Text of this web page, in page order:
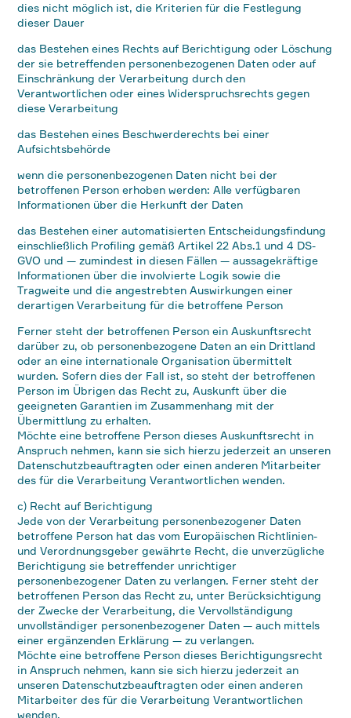
dies nicht möglich ist, die Kriterien für die Festlegung
dieser Dauer
das Bestehen eines Rechts auf Berichtigung oder Löschung
der sie betreffenden personenbezogenen Daten oder auf
Einschränkung der Verarbeitung durch den
Verantwortlichen oder eines Widerspruchsrechts gegen
diese Verarbeitung
das Bestehen eines Beschwerderechts bei einer
Aufsichtsbehörde
wenn die personenbezogenen Daten nicht bei der
betroffenen Person erhoben werden: Alle verfügbaren
Informationen über die Herkunft der Daten
das Bestehen einer automatisierten Entscheidungsfindung
einschließlich Profiling gemäß Artikel 22 Abs.1 und 4 DS-
GVO und — zumindest in diesen Fällen — aussagekräftige
Informationen über die involvierte Logik sowie die
Tragweite und die angestrebten Auswirkungen einer
derartigen Verarbeitung für die betroffene Person
Ferner steht der betroffenen Person ein Auskunftsrecht
darüber zu, ob personenbezogene Daten an ein Drittland
oder an eine internationale Organisation übermittelt
wurden. Sofern dies der Fall ist, so steht der betroffenen
Person im Übrigen das Recht zu, Auskunft über die
geeigneten Garantien im Zusammenhang mit der
Übermittlung zu erhalten.
Möchte eine betroffene Person dieses Auskunftsrecht in
Anspruch nehmen, kann sie sich hierzu jederzeit an unseren
Datenschutzbeauftragten oder einen anderen Mitarbeiter
des für die Verarbeitung Verantwortlichen wenden.
c) Recht auf Berichtigung
Jede von der Verarbeitung personenbezogener Daten
betroffene Person hat das vom Europäischen Richtlinien-
und Verordnungsgeber gewährte Recht, die unverzügliche
Berichtigung sie betreffender unrichtiger
personenbezogener Daten zu verlangen. Ferner steht der
betroffenen Person das Recht zu, unter Berücksichtigung
der Zwecke der Verarbeitung, die Vervollständigung
unvollständiger personenbezogener Daten — auch mittels
einer ergänzenden Erklärung — zu verlangen.
Möchte eine betroffene Person dieses Berichtigungsrecht
in Anspruch nehmen, kann sie sich hierzu jederzeit an
unseren Datenschutzbeauftragten oder einen anderen
Mitarbeiter des für die Verarbeitung Verantwortlichen
wenden.